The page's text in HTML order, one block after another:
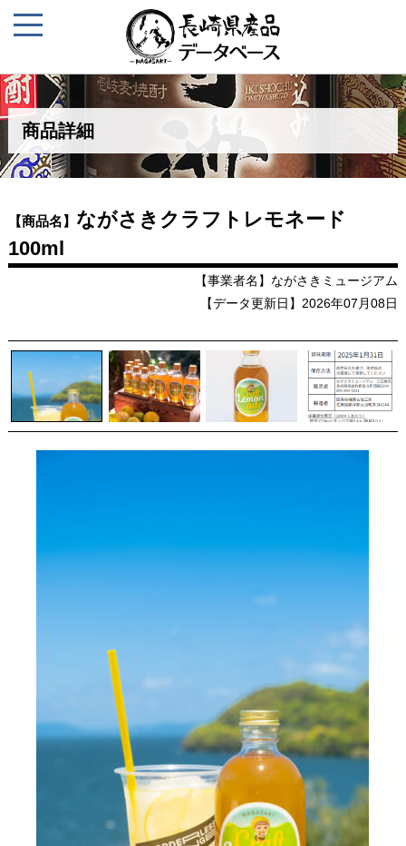
商品詳細
【商品名】 ながさきクラフトレモネード
100ml
【事業者名】ながさきミュージアム
【データ更新日】2026年07月08日